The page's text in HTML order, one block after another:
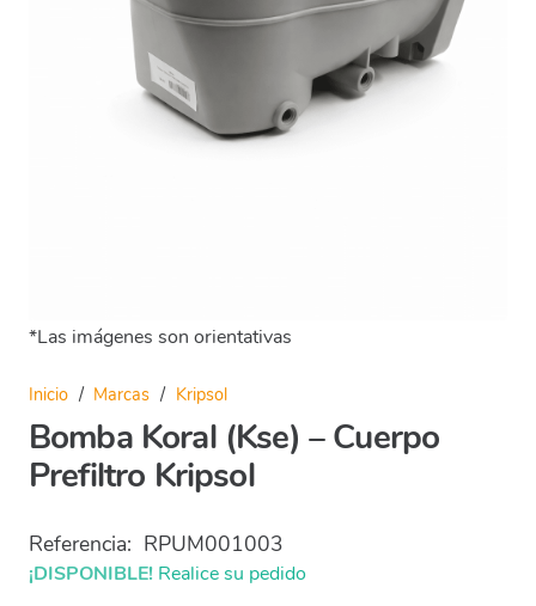
*Las imágenes son orientativas
Inicio / Marcas / Kripsol
Bomba Koral (Kse) – Cuerpo
Prefiltro Kripsol
Referencia: RPUM001003
¡DISPONIBLE! Realice su pedido